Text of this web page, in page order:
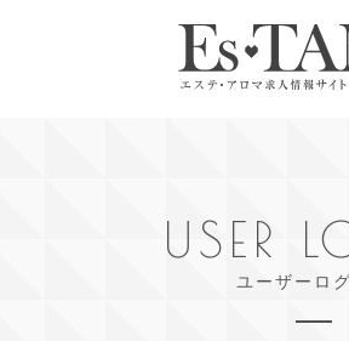
USER
ユーザーロ